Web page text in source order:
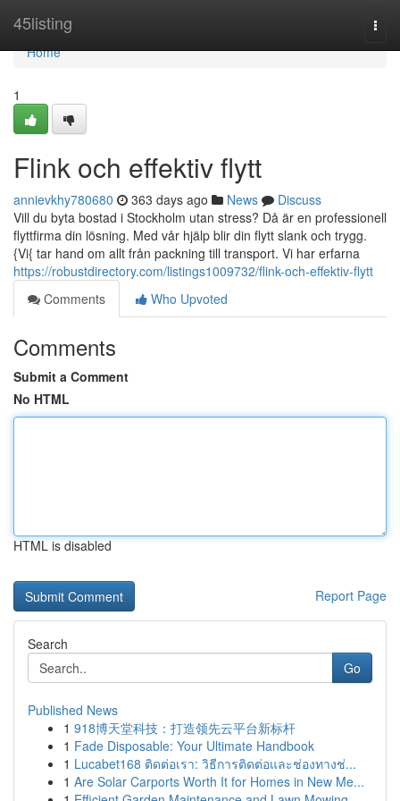
45listing
Home
Home
1
Flink och effektiv flytt
annievkhy780680 363 days ago News
Discuss
Vill du byta bostad i Stockholm utan stress? Då är en professionell
flyttfirma din lösning. Med vår hjälp blir din flytt slank och trygg.
{Vi{ tar hand om allt från packning till transport. Vi har erfarna
https://robustdirectory.com/listings1009732/flink-och-effektiv-flytt
Comments
Who Upvoted
Comments
Submit a Comment
No HTML
HTML is disabled
Report Page
Search
Go
Published News
1 918博天堂科技：打造领先云平台新标杆
1 Fade Disposable: Your Ultimate Handbook
1 Lucabet168 ติดต่อเรา: วิธีการติดต่อและช่องทางช่...
1 Are Solar Carports Worth It for Homes in New Me...